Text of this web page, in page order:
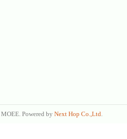
MOEE. Powered by Next Hop Co.,Ltd.